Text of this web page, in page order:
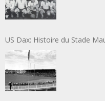
US Dax: Histoire du Stade